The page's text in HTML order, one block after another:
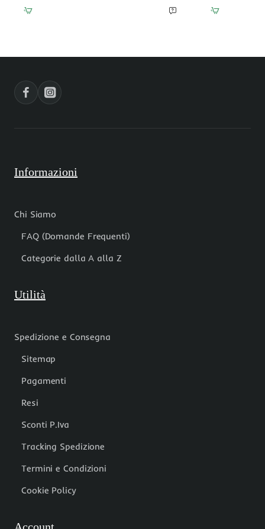
pepite
lisce
10
pz
foro
laterale
Informazioni
Chi Siamo
FAQ (Domande Frequenti)
Categorie dalla A alla Z
Utilità
Spedizione e Consegna
Sitemap
Pagamenti
Resi
Sconti P.Iva
Tracking Spedizione
Termini e Condizioni
Cookie Policy